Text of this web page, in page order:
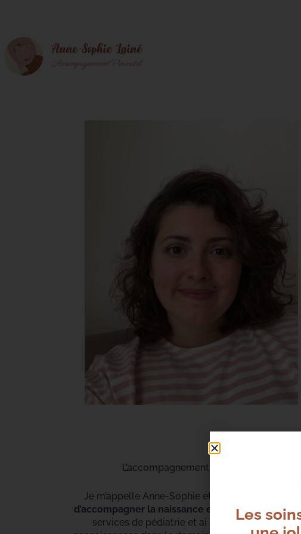
L’accompagnement périnatal étant
Je m’appelle Anne-Sophie et suis infirmière
d’accompagner la naissance et l’enfance . C’est
services de pédiatrie et ai eu la chance
Les